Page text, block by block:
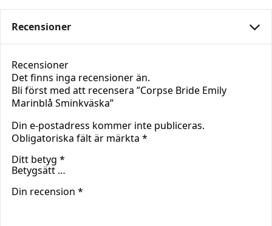
Recensioner
Recensioner
Det finns inga recensioner än.
Bli först med att recensera ”Corpse Bride Emily
Marinblå Sminkväska”
Din e-postadress kommer inte publiceras.
Obligatoriska fält är märkta *
Ditt betyg *
Din recension *